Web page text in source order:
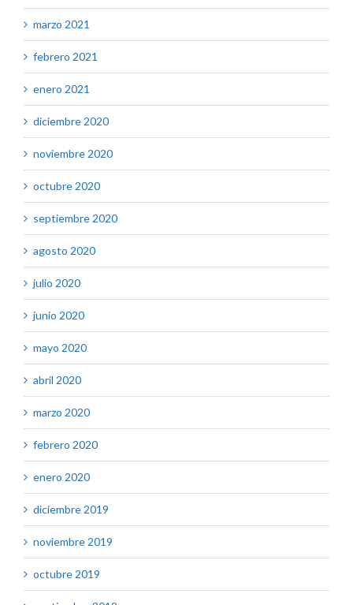
marzo 2021
febrero 2021
enero 2021
diciembre 2020
noviembre 2020
octubre 2020
septiembre 2020
agosto 2020
julio 2020
junio 2020
mayo 2020
abril 2020
marzo 2020
febrero 2020
enero 2020
diciembre 2019
noviembre 2019
octubre 2019